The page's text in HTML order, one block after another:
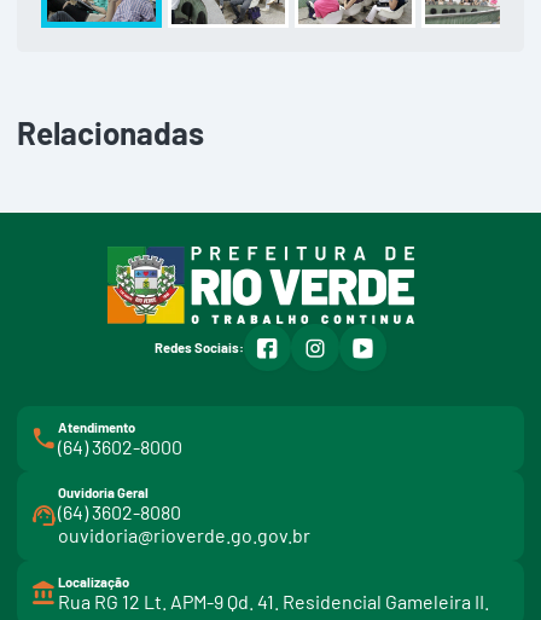
Relacionadas
Redes Sociais: facebookinstagramyoutube
Atendimento
(64) 3602-8000
Ouvidoria Geral
(64) 3602-8080
ouvidoria@rioverde.go.gov.br
Localização
Rua RG 12 Lt. APM-9 Qd. 41. Residencial Gameleira II.